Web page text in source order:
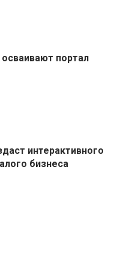
портал
интерактивного
бизнеса